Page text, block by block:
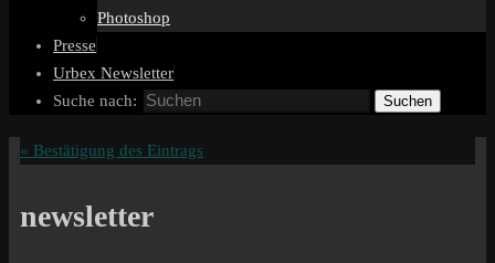
Photoshop
Presse
Urbex Newsletter
Suche nach:
Suchen
« Bestätigung des Eintrags
newsletter